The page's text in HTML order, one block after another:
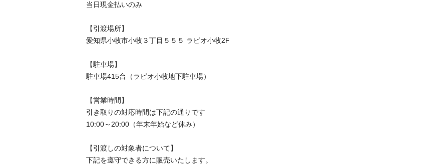
当⽇現⾦払いのみ
【引渡場所】
愛知県小牧市小牧３丁目５５５ ラピオ小牧2F
【駐⾞場】
駐車場415台（ラピオ小牧地下駐車場）
【営業時間】
引き取りの対応時間は下記の通りです
10:00～20:00（年末年始など休み）
【引渡しの対象者について】
下記を遵守できる⽅に販売いたします。